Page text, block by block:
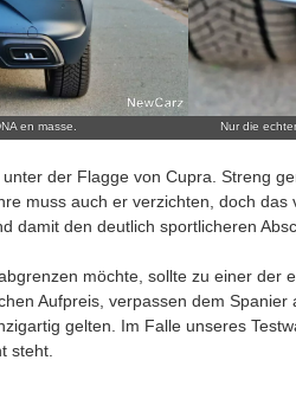
en masse.
Nur die
der Flagge von Cupra. Streng
muss auch er verzichten, doch
damit den deutlich sportlicheren
möchte, sollte zu einer der
Aufpreis, verpassen dem
gelten. Im Falle unseres
steht.